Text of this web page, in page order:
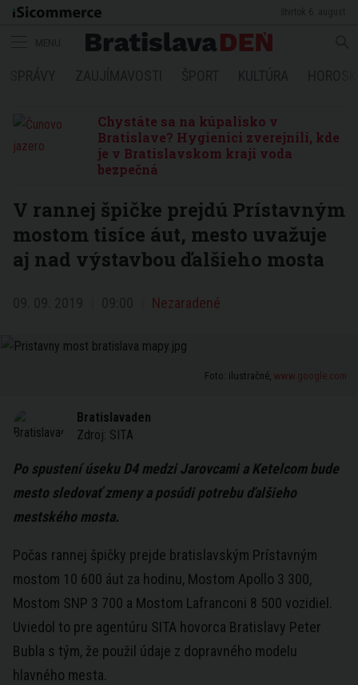
Chystáte sa na kúpalisko v
Bratislave? Hygienici zverejnili, kde
je v Bratislavskom kraji voda
bezpečná
V rannej špičke prejdú Prístavným
mostom tisíce áut, mesto uvažuje
aj nad výstavbou ďalšieho mosta
Nezaradené
Foto: ilustračné, www.google.com
Bratislavaden
Zdroj: SITA
Pospustení úseku D4 medzi Jarovcami a Ketelcom bude
mesto sledovať zmeny a posúdi potrebu ďalšieho
mestského mosta.
Počas rannej špičky prejde bratislavským Prístavným
mostom 10 600 áut za hodinu, Mostom Apollo 3 300,
Mostom SNP 3 700 a Mostom Lafranconi 8 500 vozidiel.
Uviedol to pre agentúru SITA hovorca Bratislavy Peter
Bubla s tým, že použil údaje z dopravného modelu
hlavného mesta.